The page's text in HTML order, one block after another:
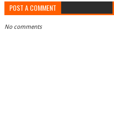
POST A COMMENT
No comments